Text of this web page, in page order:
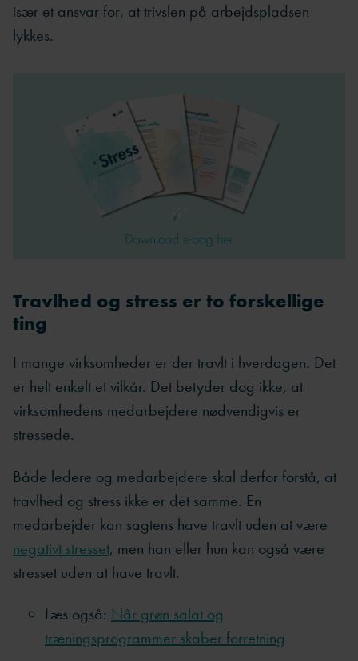
især et ansvar for, at trivslen på arbejdspladsen
lykkes.
Travlhed og stress er to forskellige
ting
I mange virksomheder er der travlt i hverdagen. Det
er helt enkelt et vilkår. Det betyder dog ikke, at
virksomhedens medarbejdere nødvendigvis er
stressede.
Både ledere og medarbejdere skal derfor forstå, at
travlhed og stress ikke er det samme. En
medarbejder kan sagtens have travlt uden at være
negativt stresset, men han eller hun kan også være
stresset uden at have travlt.
Læs også: Når grøn salat og
træningsprogrammer skaber forretning